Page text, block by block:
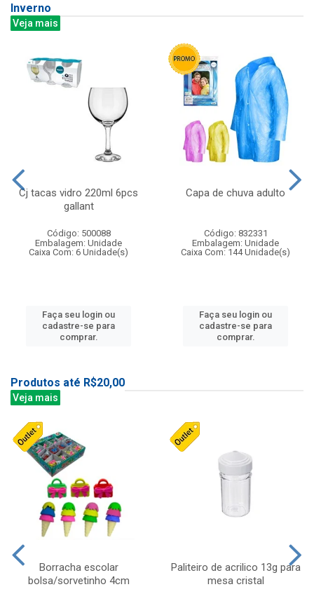
Inverno
Veja mais
Cj tacas vidro 220ml 6pcs
gallant
Código: 500088
Embalagem: Unidade
Caixa Com: 6 Unidade(s)
Faça seu login ou
cadastre-se para
comprar.
Capa de chuva adulto
Código: 832331
Embalagem: Unidade
Caixa Com: 144 Unidade(s)
Faça seu login ou
cadastre-se para
comprar.
Produtos até R$20,00
Veja mais
Borracha escolar
bolsa/sorvetinho 4cm
Paliteiro de acrilico 13g para
mesa cristal